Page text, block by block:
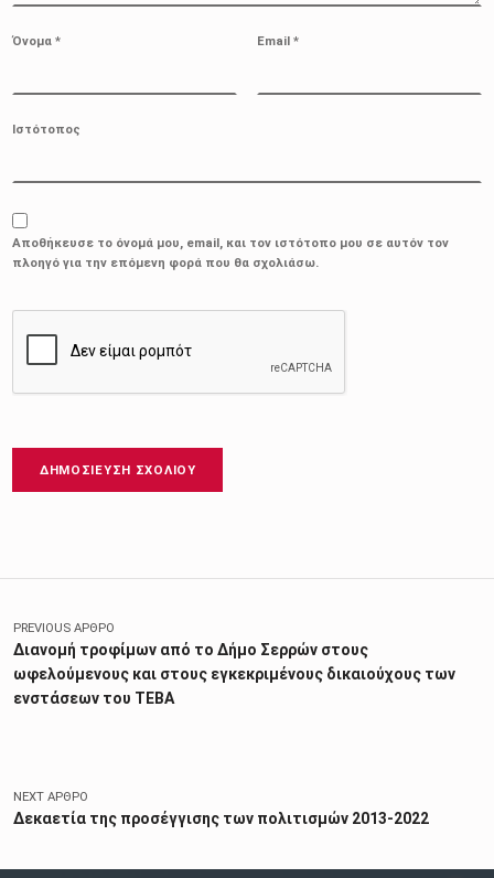
Όνομα* Email *
Ιστότοπος
Αποθήκευσε το όνομά μου, email, και τον ιστότοπο μου σε αυτόν τον
πλοηγό για την επόμενη φορά που θα σχολιάσω.
Πλοήγηση άρθρων
PREVIOUS ΆΡΘΡΟ
Διανομή τροφίμων από το Δήμο Σερρών στους
ωφελούμενους και στους εγκεκριμένους δικαιούχους των
ενστάσεων του ΤΕΒA
NEXT ΆΡΘΡΟ
Δεκαετία της προσέγγισης των πολιτισμών 2013-2022